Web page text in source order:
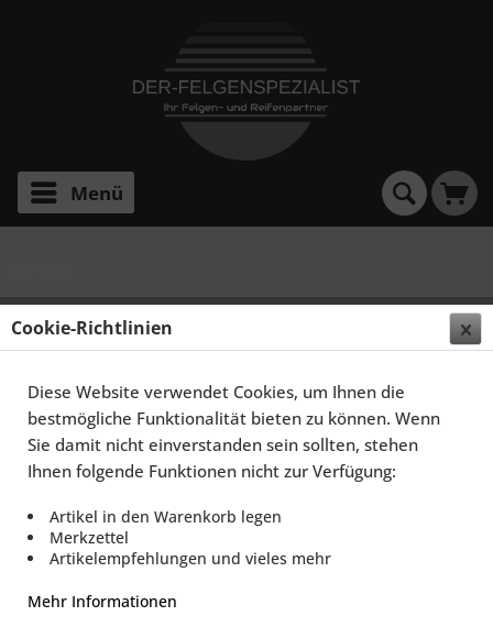
Menü
SCHMIDT FELGEN 20 ZOLL GAMBIT FÜR BMW 3ER
E90/E91/E92/E93, HIGHGLOSS SILBER
Cookie-Richtlinien
Diese Website verwendet Cookies, um Ihnen die
bestmögliche Funktionalität bieten zu können. Wenn
Sie damit nicht einverstanden sein sollten, stehen
Ihnen folgende Funktionen nicht zur Verfügung:
Artikel in den Warenkorb legen
Merkzettel
Artikelempfehlungen und vieles mehr
Mehr Informationen